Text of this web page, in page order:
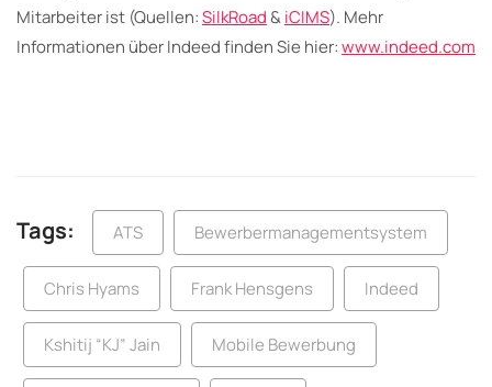
Mitarbeiter ist (Quellen:SilkRoad&iCIMS). Mehr
Informationen über Indeed finden Sie hier:www.indeed.com
Tags: ATS Bewerbermanagementsystem
Chris Hyams Frank Hensgens Indeed
Kshitij “KJ” Jain Mobile Bewerbung